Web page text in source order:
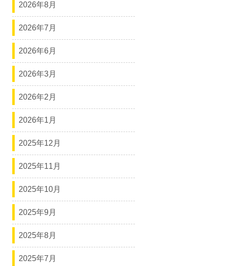
2026年8月
2026年7月
2026年6月
2026年3月
2026年2月
2026年1月
2025年12月
2025年11月
2025年10月
2025年9月
2025年8月
2025年7月